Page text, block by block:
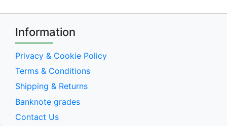
Information
Privacy & Cookie Policy
Terms & Conditions
Shipping & Returns
Banknote grades
Contact Us